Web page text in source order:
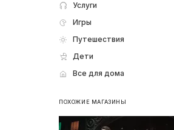
Услуги
Игры
Путешествия
Дети
Все для дома
ПОХОЖИЕ МАГАЗИНЫ